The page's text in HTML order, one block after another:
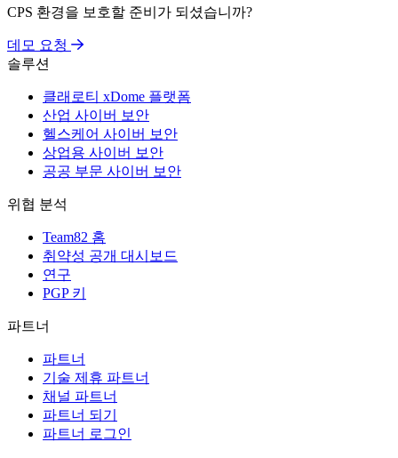
CPS 환경을 보호할 준비가 되셨습니까?
데모 요청
솔루션
클래로티 xDome 플랫폼
산업 사이버 보안
헬스케어 사이버 보안
상업용 사이버 보안
공공 부문 사이버 보안
위협 분석
Team82 홈
취약성 공개 대시보드
연구
PGP 키
파트너
파트너
기술 제휴 파트너
채널 파트너
파트너 되기
파트너 로그인